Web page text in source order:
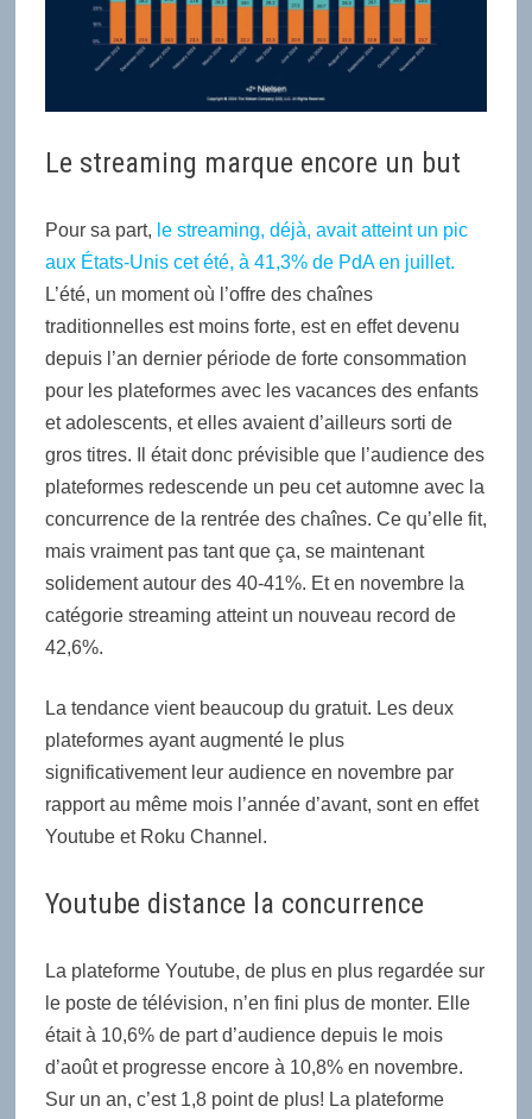
Le streaming marque encore un but
Pour sa part, le streaming, déjà, avait atteint un pic
aux États-Unis cet été, à 41,3% de PdA en juillet.
L’été, un moment où l’offre des chaînes
traditionnelles est moins forte, est en effet devenu
depuis l’an dernier période de forte consommation
pour les plateformes avec les vacances des enfants
et adolescents, et elles avaient d’ailleurs sorti de
gros titres. Il était donc prévisible que l’audience des
plateformes redescende un peu cet automne avec la
concurrence de la rentrée des chaînes. Ce qu’elle fit,
mais vraiment pas tant que ça, se maintenant
solidement autour des 40-41%. Et en novembre la
catégorie streaming atteint un nouveau record de
42,6%.
La tendance vient beaucoup du gratuit. Les deux
plateformes ayant augmenté le plus
significativement leur audience en novembre par
rapport au même mois l’année d’avant, sont en effet
Youtube et Roku Channel.
Youtube distance la concurrence
La plateforme Youtube, de plus en plus regardée sur
le poste de télévision, n’en fini plus de monter. Elle
était à 10,6% de part d’audience depuis le mois
d’août et progresse encore à 10,8% en novembre.
Sur un an, c’est 1,8 point de plus! La plateforme